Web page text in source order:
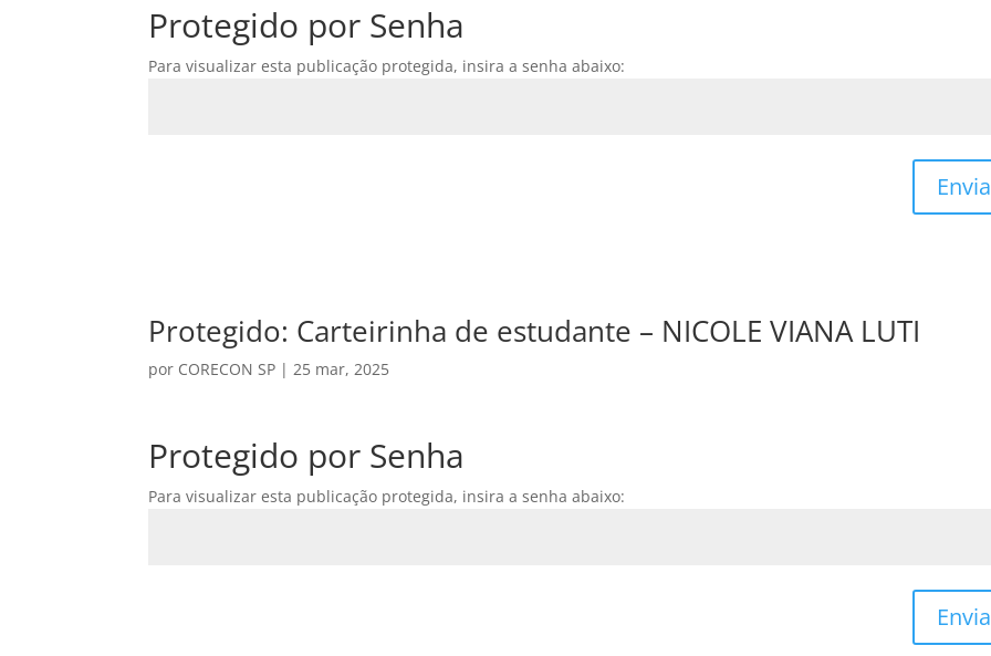
Protegido por Senha
Para visualizar esta publicação protegida, insira a senha abaixo:
Protegido: Carteirinha de estudante – NICOLE VIANA LUTI
por CORECON SP | 25 mar, 2025
Protegido por Senha
Para visualizar esta publicação protegida, insira a senha abaixo: